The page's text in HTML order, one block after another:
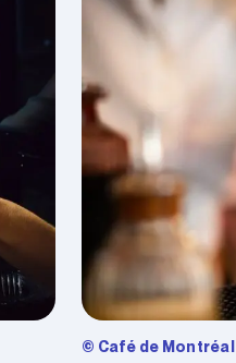
© Café de Montréal